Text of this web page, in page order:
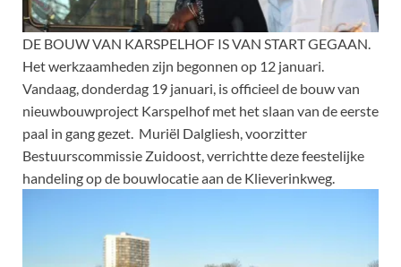
DE BOUW VAN KARSPELHOF IS VAN START GEGAAN.
Het werkzaamheden zijn begonnen op 12 januari.
Vandaag, donderdag 19 januari, is officieel de bouw van
nieuwbouwproject Karspelhof met het slaan van de eerste
paal in gang gezet. Muriël Dalgliesh, voorzitter
Bestuurscommissie Zuidoost, verrichtte deze feestelijke
handeling op de bouwlocatie aan de Klieverinkweg.